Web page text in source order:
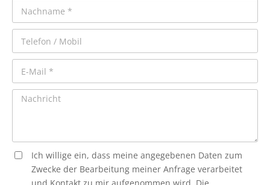
Ich willige ein, dass meine angegebenen Daten zum
Zwecke der Bearbeitung meiner Anfrage verarbeitet